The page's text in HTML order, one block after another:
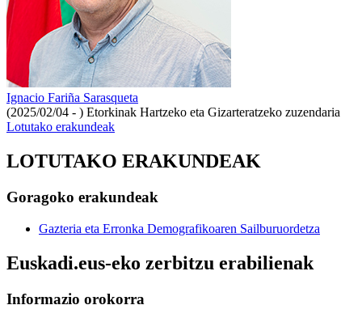
Ignacio Fariña Sarasqueta
(2025/02/04 - ) Etorkinak Hartzeko eta Gizarteratzeko zuzendaria
Lotutako erakundeak
LOTUTAKO ERAKUNDEAK
Goragoko erakundeak
Gazteria eta Erronka Demografikoaren Sailburuordetza
Euskadi.eus-eko zerbitzu erabilienak
Informazio orokorra